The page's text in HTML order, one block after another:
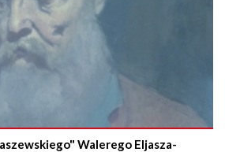
Walerego Eljasza-